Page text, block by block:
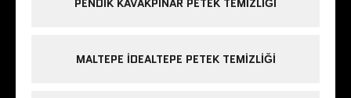
MALTEPE IDEALTEPE PETEK TEMIZLIĞI